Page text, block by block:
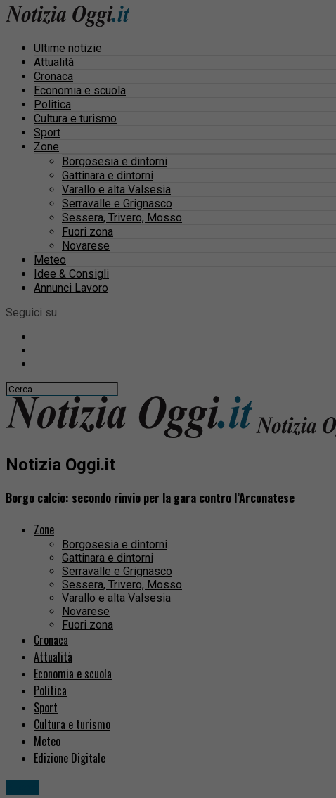
Ultime notizie
Attualità
Cronaca
Economia e scuola
Politica
Cultura e turismo
Sport
Zone
Borgosesia e dintorni
Gattinara e dintorni
Varallo e alta Valsesia
Serravalle e Grignasco
Sessera, Trivero, Mosso
Fuori zona
Novarese
Meteo
Idee & Consigli
Annunci Lavoro
Seguici su
Notizia Oggi.it
Borgo calcio: secondo rinvio per la gara contro l’Arconatese
Zone
Borgosesia e dintorni
Gattinara e dintorni
Serravalle e Grignasco
Sessera, Trivero, Mosso
Varallo e alta Valsesia
Novarese
Fuori zona
Cronaca
Attualità
Economia e scuola
Politica
Sport
Cultura e turismo
Meteo
Edizione Digitale